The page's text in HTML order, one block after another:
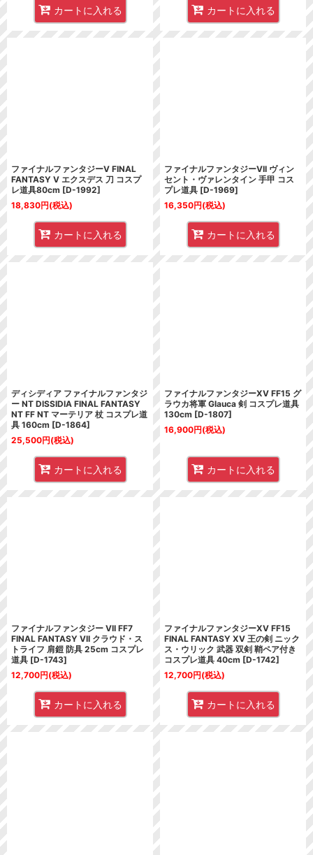
カートに入れる カートに入れる
ファイナルファンタジーV FINAL
FANTASY V エクスデス 刀 コスプ
レ道具80cm [D-1992]
18,830円(税込)
カートに入れる
ファイナルファンタジーVII ヴィン
セント・ヴァレンタイン 手甲 コス
プレ道具 [D-1969]
16,350円(税込)
カートに入れる
ディシディア ファイナルファンタジ
ー NT DISSIDIA FINAL FANTASY
NT FF NT マーテリア 杖 コスプレ道
具 160cm [D-1864]
25,500円(税込)
カートに入れる
ファイナルファンタジーXV FF15 グ
ラウカ将軍 Glauca 剣 コスプレ道具
130cm [D-1807]
16,900円(税込)
カートに入れる
ファイナルファンタジー VII FF7
FINAL FANTASY VII クラウド・ス
トライフ 肩鎧 防具 25cm コスプレ
道具 [D-1743]
12,700円(税込)
カートに入れる
ファイナルファンタジーXV FF15
FINAL FANTASY XV 王の剣 ニック
ス・ウリック 武器 双剣 鞘ペア付き
コスプレ道具 40cm [D-1742]
12,700円(税込)
カートに入れる